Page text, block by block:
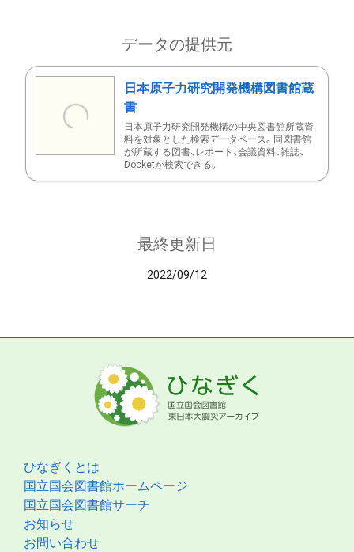
データの提供元
日本原子力研究開発機構図書館蔵
書
日本原子力研究開発機構の中央図書館所蔵資
料を対象とした検索データベース。同図書館
が所蔵する図書、レポート、会議資料、雑誌、
Docketが検索できる。
最終更新日
2022/09/12
ひなぎくとは
国立国会図書館ホームページ
国立国会図書館サーチ
お知らせ
お問い合わせ